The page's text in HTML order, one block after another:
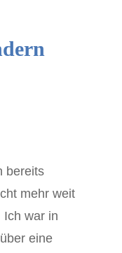
bereits
mehr weit
Ich war in
eine